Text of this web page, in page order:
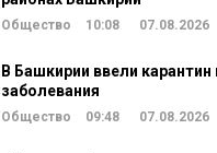
Общество 10:08 07.08.2026
В Башкирии ввели карантин
заболевания
Общество 09:48 07.08.2026